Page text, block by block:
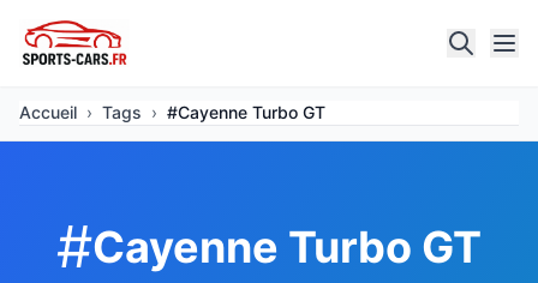
Accueil › Tags › #Cayenne Turbo GT
#Cayenne Turbo GT